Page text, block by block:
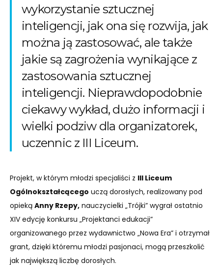
wykorzystanie sztucznej
inteligencji, jak ona się rozwija, jak
można ją zastosować, ale także
jakie są zagrożenia wynikające z
zastosowania sztucznej
inteligencji. Nieprawdopodobnie
ciekawy wykład, dużo informacji i
wielki podziw dla organizatorek,
uczennic z III Liceum.
Projekt, w którym młodzi specjaliści z III Liceum
Ogólnokształcącego uczą dorosłych, realizowany pod
opieką Anny Rzepy, nauczycielki „Trójki” wygrał ostatnio
XIV edycję konkursu „Projektanci edukacji”
organizowanego przez wydawnictwo „Nowa Era” i otrzymał
grant, dzięki któremu młodzi pasjonaci, mogą przeszkolić
jak największą liczbę dorosłych.